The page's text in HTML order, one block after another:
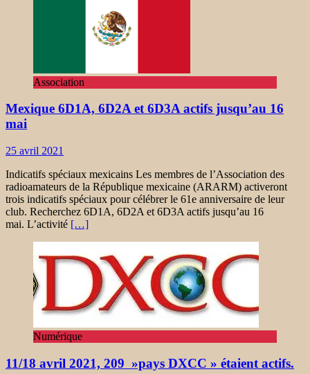
Association
Mexique 6D1A, 6D2A et 6D3A actifs jusqu’au 16
mai
25 avril 2021
Indicatifs spéciaux mexicains Les membres de l’Association des
radioamateurs de la République mexicaine (ARARM) activeront
trois indicatifs spéciaux pour célébrer le 61e anniversaire de leur
club. Recherchez 6D1A, 6D2A et 6D3A actifs jusqu’au 16
mai. L’activité […]
Numérique
11/18 avril 2021, 209 »pays DXCC » étaient actifs.